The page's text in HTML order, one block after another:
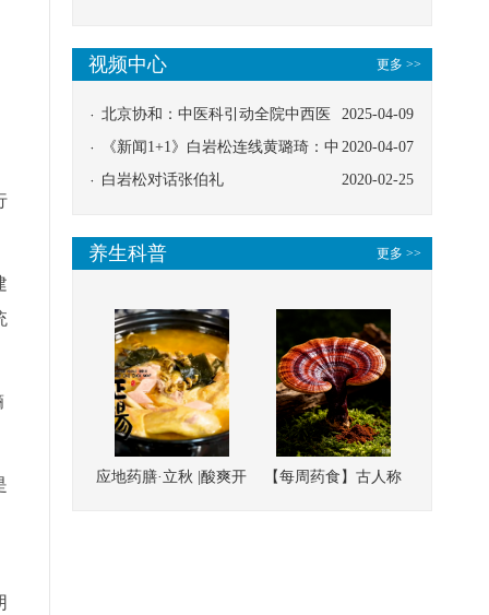
更多 >>
视频中心
2025-04-09
北京协和：中医科引动全院中西医
协同
2020-04-07
《新闻1+1》白岩松连线黄璐琦：中
医救治的临床效果
2020-02-25
白岩松对话张伯礼
更多 >>
养生科普
应地药膳·立秋 |酸爽开
【每周药食】古人称